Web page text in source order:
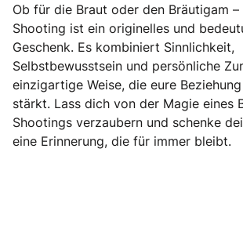
Ob für die Braut oder den Bräutigam
Shooting ist ein originelles und
Geschenk. Es kombiniert Sinnlichkeit,
Selbstbewusstsein und persönliche
einzigartige Weise, die eure
stärkt. Lass dich von der Magie eines
Shootings verzaubern und schenke
eine Erinnerung, die für immer bleibt.